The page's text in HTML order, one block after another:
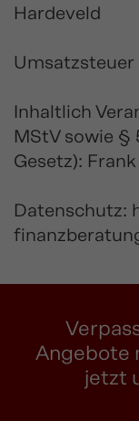
Hardeveld
Umsatzsteuer
Inhaltlich
MStV sowie §
Gesetz):
Datenschutz:
Angebote
jetzt